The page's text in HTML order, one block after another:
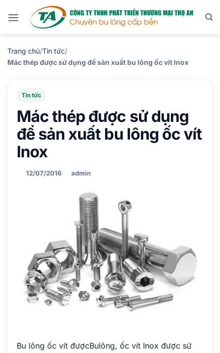
qua
Trang chủ/Tin tức/
Mác thép được sử dụng để sản xuất bu lông ốc vít Inox
Tin tức
Mác thép được sử dụng
để sản xuất bu lông ốc vít
Inox
12/07/2016 admin
Bu lông ốc vít đượcBulông, ốc vít Inox được sử